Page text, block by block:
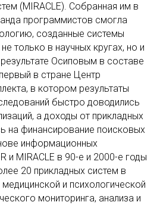
(MIRACLE). Собранная им в
программистов смогла
созданные системы
только в научных кругах, но и
Осиповым в составе
в стране Центр
в котором результаты
быстро доводились
а доходы от прикладных
на финансирование поисковых
информационных
и MIRACLE в 90-е и 2000-е годы
20 прикладных систем в
медицинской и психологической
мониторинга, анализа и